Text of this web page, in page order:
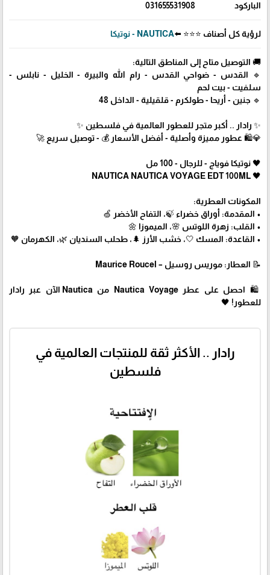
الباركود 031655531908
لرؤية كل أصناف ⭐⭐⭐ ⬅️NAUTICA - نوتيكا
🚚 التوصيل متاح إلى المناطق التالية:
🔹 القدس - ضواحي القدس - رام الله والبيرة - الخليل - نابلس -
سلفيت - بيت لحم
🔹 جنين - أريحا - طولكرم - قلقيلية - الداخل 48
✨ رادار .. أكبر متجر للعطور العالمية في فلسطين ✨
💎🛍️ عطور مميزة وأصلية - أفضل الأسعار 💰 - توصيل سريع 🚀
🖤 نوتيكا فوياج - للرجال - 100 مل
🖤 NAUTICA NAUTICA VOYAGE EDT 100ML
المكونات العطرية:
• المقدمة: أوراق خضراء 🍃، التفاح الأخضر 🍏
• القلب: زهرة اللوتس 🌸، الميموزا 🌼
• القاعدة: المسك 🤍، خشب الأرز 🌲، طحلب السنديان 🌿، الكهرمان 🧡
📝 العطار: موريس روسيل – Maurice Roucel
🛍 احصل على عطر Nautica Voyage من Nautica الآن عبر رادار
للعطور! 🖤
رادار .. الأكثر ثقة للمنتجات العالمية في
فلسطين